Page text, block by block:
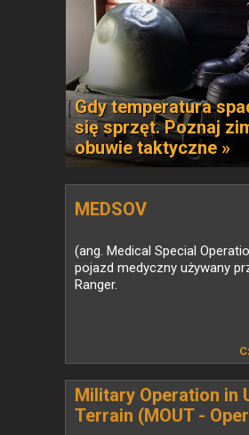
Gdy temperatura
się sprzęt. Poznaj
obuwie taktyczne »
MEDSOV
(ang. Medical Special
pojazd medyczny używany
Ranger.
Military Operation in
Terrain (MOUT -